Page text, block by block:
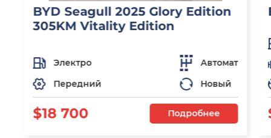
BYD Seagull 2025 Glory Edition
305KM Vitality Edition
Электро
Автомат
Передний
Новый
$18 700 Подробнее